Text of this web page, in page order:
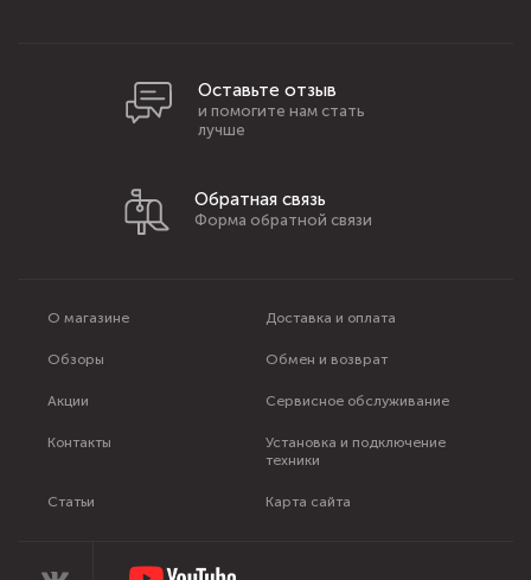
О магазине Доставка и оплата
Обзоры Обмен и возврат
Акции Сервисное обслуживание
Контакты
Установка и подключение
техники
Статьи Карта сайта
Оставьте отзыв
и помогите нам стать
лучше
Обратная связь
Форма обратной связи